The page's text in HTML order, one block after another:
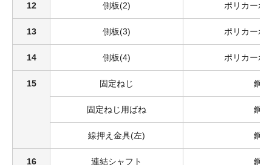
12 側板(2) ポリカーボ
13 側板(3) ポリカーボ
14 側板(4) ポリカーボ
15 固定ねじ 鋼
固定ねじ用ばね 鋼
線押え金具(左) 鋼
16 連結シャフト 鋼